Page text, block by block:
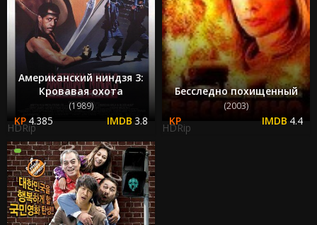
Американский ниндзя 3:
Кровавая охота
(1989)
4.385 3.8
HDRip
Бесследно похищенный
(2003)
4.4
HDRip